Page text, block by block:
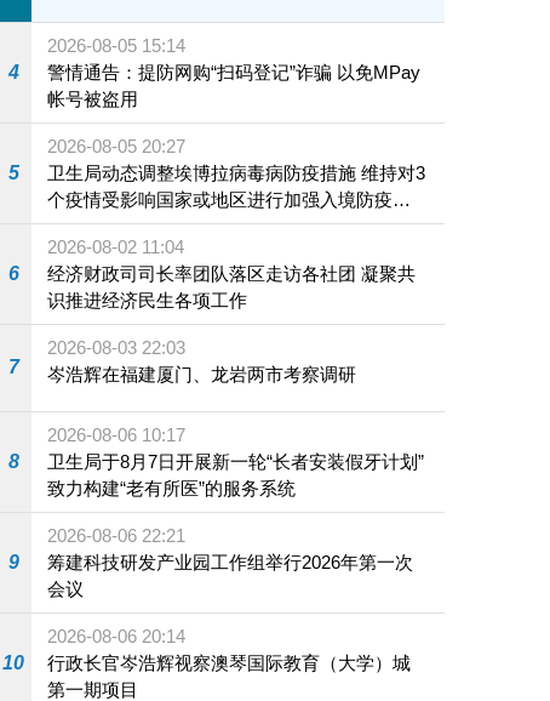
4
2026-08-05 15:14
警情通告：提防网购“扫码登记”诈骗 以免MPay
帐号被盗用
5
2026-08-05 20:27
卫生局动态调整埃博拉病毒病防疫措施 维持对3
个疫情受影响国家或地区进行加强入境防疫措
施
6
2026-08-02 11:04
经济财政司司长率团队落区走访各社团 凝聚共
识推进经济民生各项工作
7
2026-08-03 22:03
岑浩辉在福建厦门、龙岩两市考察调研
8
2026-08-06 10:17
卫生局于8月7日开展新一轮“长者安装假牙计划”
致力构建“老有所医”的服务系统
9
2026-08-06 22:21
筹建科技研发产业园工作组举行2026年第一次
会议
10
2026-08-06 20:14
行政长官岑浩辉视察澳琴国际教育（大学）城
第一期项目